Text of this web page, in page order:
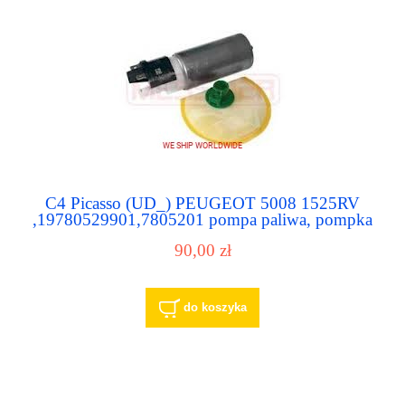
C4 Picasso (UD_) PEUGEOT 5008 1525RV
,19780529901,7805201 pompa paliwa, pompka
90,00 zł
do koszyka